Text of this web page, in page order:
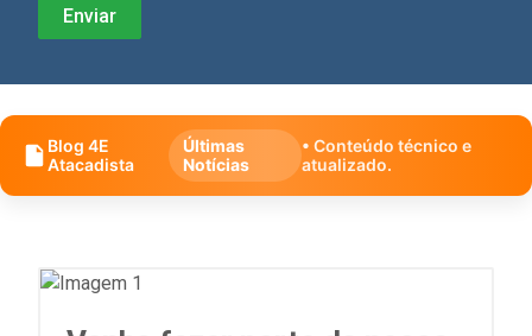
Blog 4E
Atacadista
Últimas
Notícias
• Conteúdo técnico e
atualizado.